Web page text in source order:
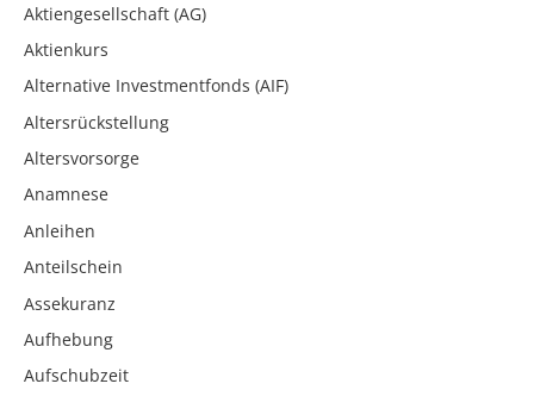
Aktiengesellschaft (AG)
Aktienkurs
Alternative Investmentfonds (AIF)
Altersrückstellung
Altersvorsorge
Anamnese
Anleihen
Anteilschein
Assekuranz
Aufhebung
Aufschubzeit